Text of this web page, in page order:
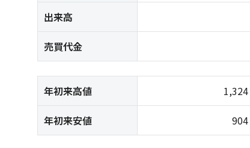
出来高
売買代金
年初来高値 1,324
年初来安値 904